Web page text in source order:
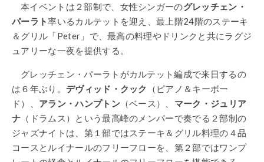
本イベントは２部制で、女性シンガーのグレッチェン・
パーラト率いるカルテットを迎え、最上階24階のステーキ
＆グリル「Peter」で、最高の料理やドリンクと共にラグジ
ュアリーな一夜を提供する。
グレッチェン・パーラトがカルテット編成で来日するの
は６年ぶり。 デヴィッド・クック
（ピアノ＆キーボー
ド）、 アラン・ハンプトン（ベース）、 マーク・ジュリア
ナ （ドラムス）という最高峰のメンバーで奏でる２部制の
ジャズナイトは、第１部ではステーキ＆グリル料理の４品
コースとルイナールのフリーフローを、第２部ではワンプ